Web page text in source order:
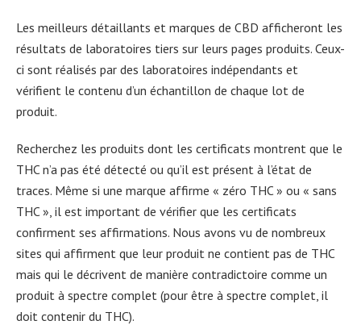
Les meilleurs détaillants et marques de CBD afficheront les
résultats de laboratoires tiers sur leurs pages produits. Ceux-
ci sont réalisés par des laboratoires indépendants et
vérifient le contenu d’un échantillon de chaque lot de
produit.
Recherchez les produits dont les certificats montrent que le
THC n’a pas été détecté ou qu’il est présent à l’état de
traces. Même si une marque affirme « zéro THC » ou « sans
THC », il est important de vérifier que les certificats
confirment ses affirmations. Nous avons vu de nombreux
sites qui affirment que leur produit ne contient pas de THC
mais qui le décrivent de manière contradictoire comme un
produit à spectre complet (pour être à spectre complet, il
doit contenir du THC).